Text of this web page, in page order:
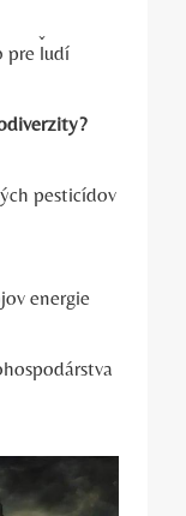
pre ľudí
pesticídov
energie